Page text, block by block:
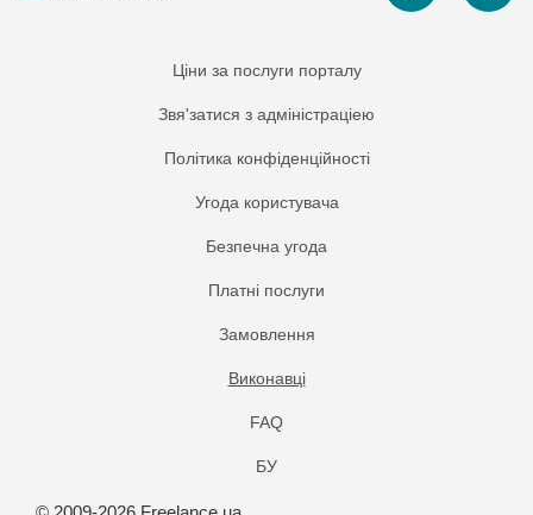
Ціни за послуги порталу
Звя'затися з адміністраціею
Політика конфіденційності
Угода користувача
Безпечна угода
Платнi послуги
Замовлення
Виконавці
FAQ
БУ